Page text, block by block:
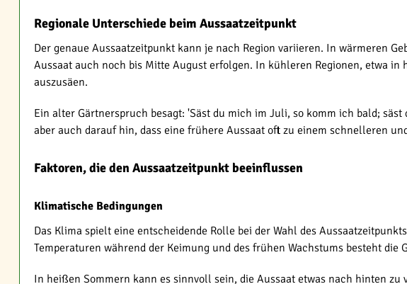
Regionale Unterschiede beim Aussaatzeitpunkt
Der genaue Aussaatzeitpunkt kann je nach Region variieren. In wärmeren
Aussaat auch noch bis Mitte August erfolgen. In kühleren Regionen, etwa
auszusäen.
Ein alter Gärtnerspruch besagt: 'Säst du mich im Juli, so komm ich bald;
aber auch darauf hin, dass eine frühere Aussaat oft zu einem schnelleren
Faktoren, die den Aussaatzeitpunkt beeinflussen
Klimatische Bedingungen
Das Klima spielt eine entscheidende Rolle bei der Wahl des
Temperaturen während der Keimung und des frühen Wachstums besteht
In heißen Sommern kann es sinnvoll sein, die Aussaat etwas nach hinten